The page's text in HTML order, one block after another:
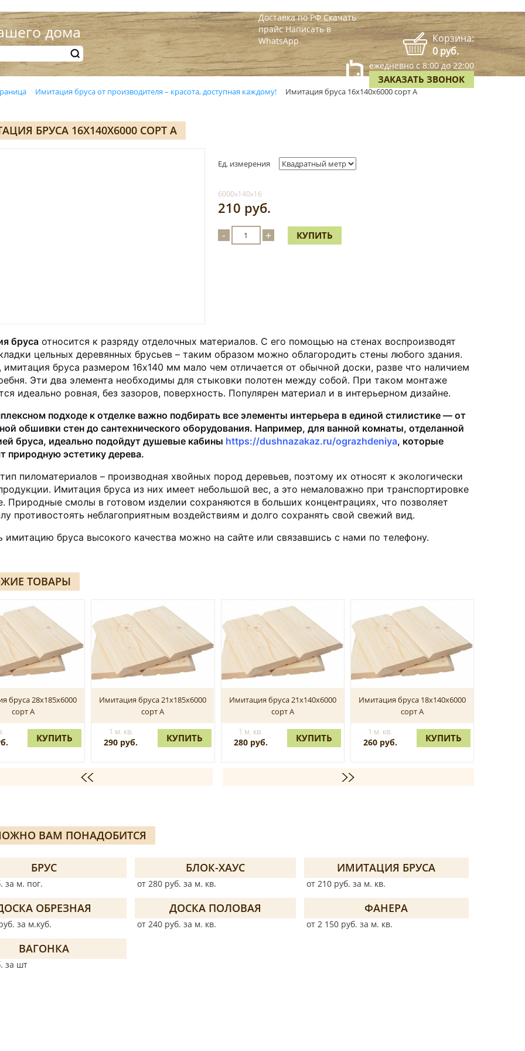
дома
Корзина:
0 руб.
Доставка по РФ Скачать
прайсНаписать в
WhatsApp
ежедневно с 8:00 до 22:00
ЗАКАЗАТЬ ЗВОНОК
Имитация бруса от производителя – красота, доступная каждому! Имитация бруса 16х140х6000 сорт А
БРУСА 16Х140Х6000 СОРТ А
Ед. измерения
6000х140х16
210 руб.
- + КУПИТЬ
бруса относится к разряду отделочных материалов. С его помощью на стенах воспроизводят
цельных деревянных брусьев – таким образом можно облагородить стены любого здания.
имитация бруса размером 16х140 мм мало чем отличается от обычной доски, разве что наличием
Эти два элемента необходимы для стыковки полотен между собой. При таком монтаже
идеально ровная, без зазоров, поверхность. Популярен материал и в интерьерном дизайне.
подходе к отделке важно подбирать все элементы интерьера в единой стилистике — от
обшивки стен до сантехнического оборудования. Например, для ванной комнаты, отделанной
бруса, идеально подойдут душевые кабины https://dushnazakaz.ru/ograzhdeniya, которые
природную эстетику дерева.
пиломатериалов – производная хвойных пород деревьев, поэтому их относят к экологически
Имитация бруса из них имеет небольшой вес, а это немаловажно при транспортировке
Природные смолы в готовом изделии сохраняются в больших концентрациях, что позволяет
противостоять неблагоприятным воздействиям и долго сохранять свой свежий вид.
имитацию бруса высокого качества можно на сайте или связавшись с нами по телефону.
ТОВАРЫ
бруса 28х185х6000
сорт А
КУПИТЬ
Имитация бруса 21х185х6000
сорт А
1 м. кв.
290 руб. КУПИТЬ
Имитация бруса 21х140х6000
сорт А
1 м. кв.
280 руб. КУПИТЬ
Имитация бруса 18х140х6000
сорт А
1 м. кв.
260 руб. КУПИТЬ
ВАМ ПОНАДОБИТСЯ
БРУС
за м. пог.
БЛОК-ХАУС
от 280 руб. за м. кв.
ИМИТАЦИЯ БРУСА
от 210 руб. за м. кв.
ОБРЕЗНАЯ
за м.куб.
ДОСКА ПОЛОВАЯ
от 240 руб. за м. кв.
ФАНЕРА
от 2 150 руб. за м. кв.
ВАГОНКА
за шт